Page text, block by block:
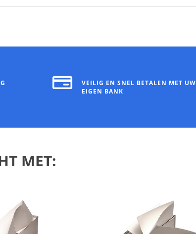
VEILIG EN SNEL BETALEN MET UW
EIGEN BANK
MET: